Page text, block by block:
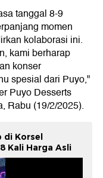
tanggal 8-9
momen
kolaborasi ini.
kami berharap
konser
spesial dari Puyo,"
Puyo Desserts
Rabu (19/2/2025).
di Korsel
Kali Harga Asli